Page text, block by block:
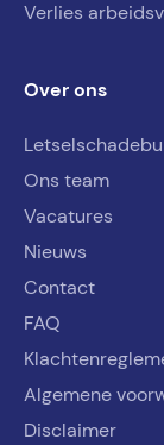
Verlies
Over ons
Ons team
Vacatures
Nieuws
Contact
FAQ
Algemene
Disclaimer